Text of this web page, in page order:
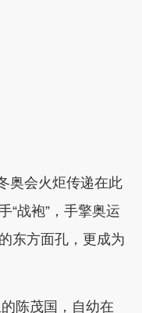
奥会火炬传递在此
“战袍”，手擎奥运
东方面孔，更成为
陈茂国，自幼在